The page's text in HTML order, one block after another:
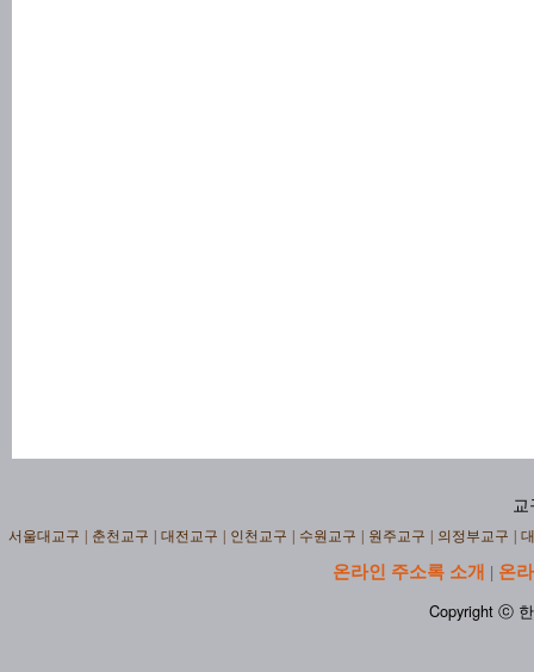
교
서울대교구 춘천교구 대전교구 인천교구 수원교구 원주교구 의정부교구
온라인 주소록 소개 | 온
Copyright ⓒ